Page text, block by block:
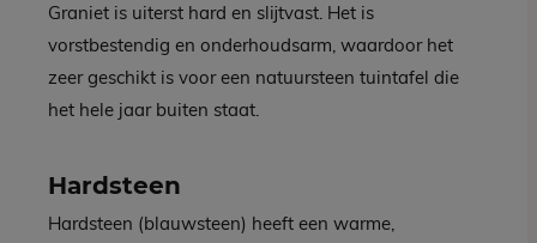
Graniet is uiterst hard en slijtvast. Het is
vorstbestendig en onderhoudsarm, waardoor het
zeer geschikt is voor een natuursteen tuintafel die
het hele jaar buiten staat.
Hardsteen
Hardsteen (blauwsteen) heeft een warme,